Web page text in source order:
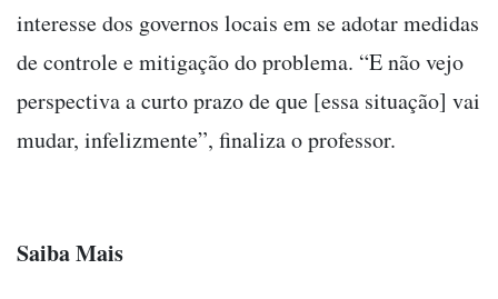
interesse dos governos locais em se adotar medidas
de controle e mitigação do problema. “E não vejo
perspectiva a curto prazo de que [essa situação] vai
mudar, infelizmente”, finaliza o professor.
Saiba Mais